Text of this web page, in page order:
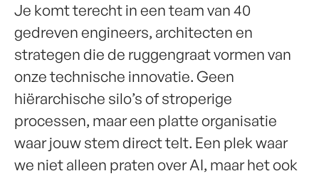
Je komt terecht in een team van 40
gedreven engineers, architecten en
strategen die de ruggengraat vormen van
onze technische innovatie. Geen
hiërarchische silo’s of stroperige
processen, maar een platte organisatie
waar jouw stem direct telt. Een plek waar
we niet alleen praten over AI, maar het ook